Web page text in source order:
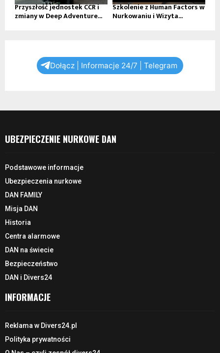
Przyszłość jednostek CCR i
zmiany w Deep Adventure...
Szkolenie z Human Factors w
Nurkowaniu i Wizyta...
Dołącz | Informacje 24/7 | Telegram
UBEZPIECZENIE NURKOWE DAN
Podstawowe informacje
Ubezpieczenia nurkowe
DAN FAMILY
Misja DAN
Historia
Centra alarmowe
DAN na świecie
Bezpieczeństwo
DAN i Divers24
INFORMACJE
Reklama w Divers24.pl
Polityka prywatności